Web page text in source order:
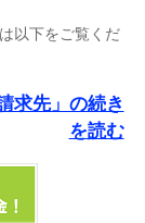
以下をご覧くだ
求先」の続き
を読む